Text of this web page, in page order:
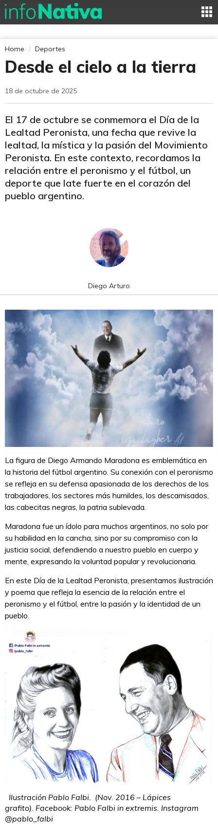
Home Deportes
Desde el cielo a la tierra
18 de octubre de 2025
El 17 de octubre se conmemora el Día de la
Lealtad Peronista, una fecha que revive la
lealtad, la mística y la pasión del Movimiento
Peronista. En este contexto, recordamos la
relación entre el peronismo y el fútbol, un
deporte que late fuerte en el corazón del
pueblo argentino.
Diego Arturo
La figura de Diego Armando Maradona es emblemática en
la historia del fútbol argentino. Su conexión con el peronismo
se refleja en su defensa apasionada de los derechos de los
trabajadores, los sectores más humildes, los descamisados,
las cabecitas negras, la patria sublevada.
Maradona fue un ídolo para muchos argentinos, no solo por
su habilidad en la cancha, sino por su compromiso con la
justicia social, defendiendo a nuestro pueblo en cuerpo y
mente, expresando la voluntad popular y revolucionaria.
En este Día de la Lealtad Peronista, presentamos ilustración
y poema que refleja la esencia de la relación entre el
peronismo y el fútbol, entre la pasión y la identidad de un
pueblo.
Ilustración Pablo Falbi. (Nov. 2016 – Lápices
grafito). Facebook: Pablo Falbi in extremis. Instagram
@pablo_falbi